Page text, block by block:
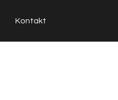
Kontakt